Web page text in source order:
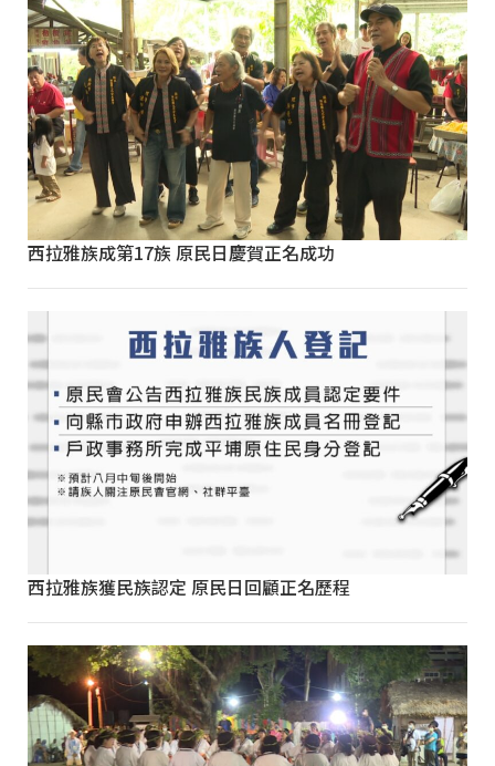
西拉雅族成第17族 原民日慶賀正名成功
西拉雅族獲民族認定 原民日回顧正名歷程